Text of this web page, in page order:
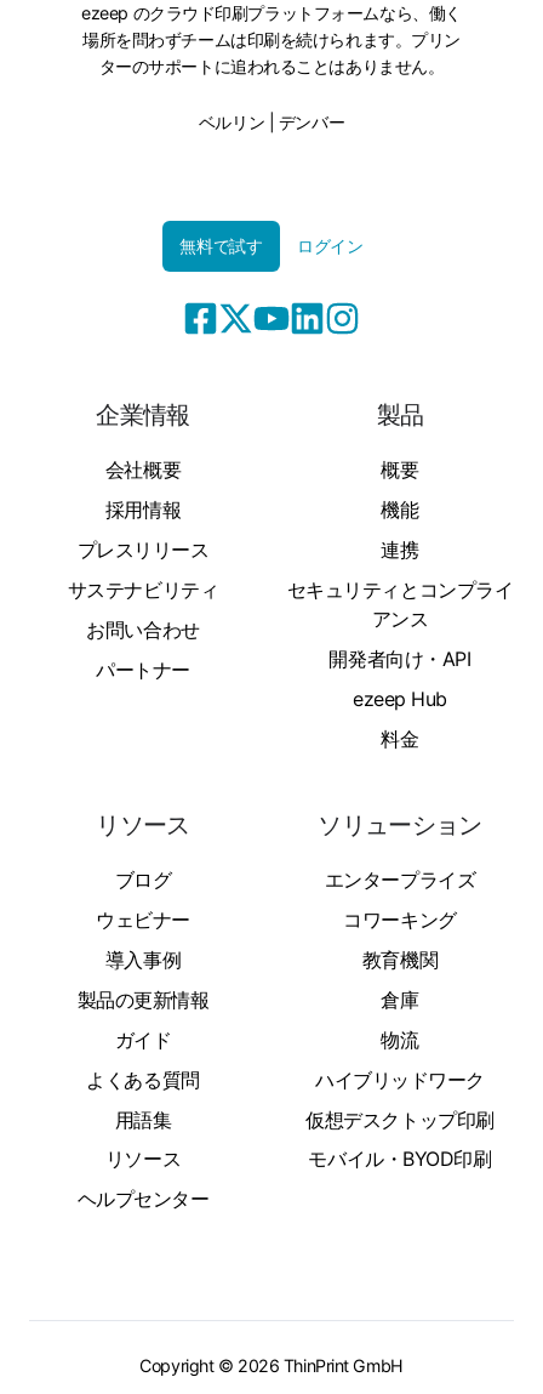
ezeep のクラウド印刷プラットフォームなら、働く
場所を問わずチームは印刷を続けられます。プリン
ターのサポートに追われることはありません。
ベルリン | デンバー
無料で試す ログイン
企業情報
会社概要
採用情報
プレスリリース
サステナビリティ
お問い合わせ
パートナー
製品
概要
機能
連携
セキュリティとコンプライ
アンス
開発者向け・API
ezeep Hub
料金
リソース
ブログ
ウェビナー
導入事例
製品の更新情報
ガイド
よくある質問
用語集
リソース
ヘルプセンター
ソリューション
エンタープライズ
コワーキング
教育機関
倉庫
物流
ハイブリッドワーク
仮想デスクトップ印刷
モバイル・BYOD印刷
Copyright © 2026 ThinPrint GmbH